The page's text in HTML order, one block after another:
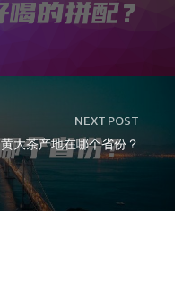
NEXT POST
黄大茶产地在哪个省份？